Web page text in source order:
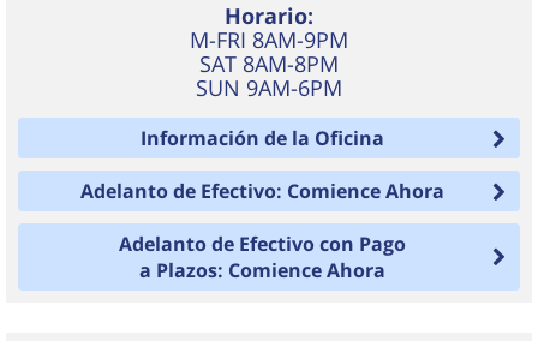
Horario:
M-FRI 8AM-9PM
SAT 8AM-8PM
SUN 9AM-6PM
Información de la Oficina
Adelanto de Efectivo: Comience Ahora
Adelanto de Efectivo con Pago
a Plazos: Comience Ahora